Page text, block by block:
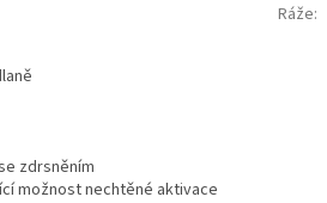
zdrsněním
možnost nechtěné aktivace
Ráže: